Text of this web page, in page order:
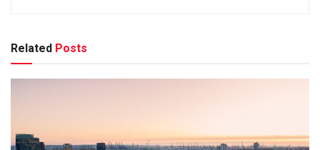
Related Posts